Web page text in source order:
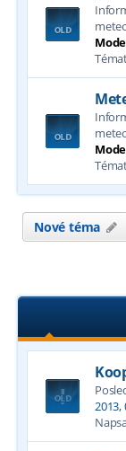
Nové téma
2013,